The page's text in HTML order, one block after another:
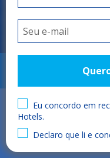
Eu concordo em
Hotels.
Declaro que li e